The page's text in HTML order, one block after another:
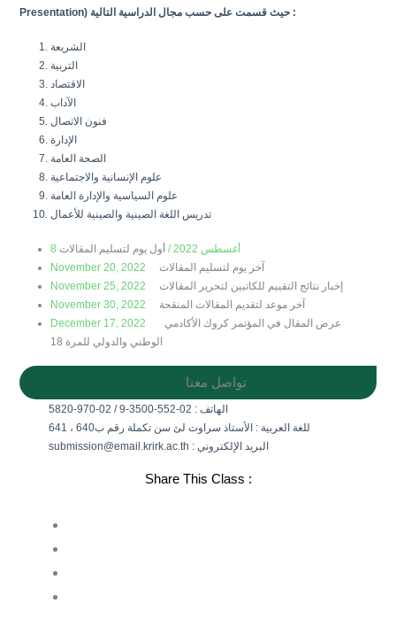
Presentation) حيث قسمت على حسب مجال الدراسية التالية :
الشريعة
التربية
الاقتصاد
الآداب
فنون الاتصال
الإدارة
الصحة العامة
علوم الإنسانية والاجتماعية
علوم السياسية والإدارة العامة
تدريس اللغة الصينية والصينية للأعمال
8 أغسطس 2022 /
أول يوم لتسليم المقالات
November 20, 2022آخر يوم لتسليم المقالات
November 25, 2022إخبار نتائج التقييم للكاتبين لتحرير المقالات
November 30, 2022 آخر موعد لتقديم المقالات المنقحة
December 17, 2022 عرض المقال في المؤتمر كروك الأكادمي
الوطني والدولي للمرة 18
تواصل معنا
الهاتف : 02-552-3500-9 / 02-970-5820
للغة العربية : الأستاذ سراوت لئ سن تكملة رقم ب640 ، 641
submission@email.krirk.ac.th : البريد الإلكتروني
Share This Class :